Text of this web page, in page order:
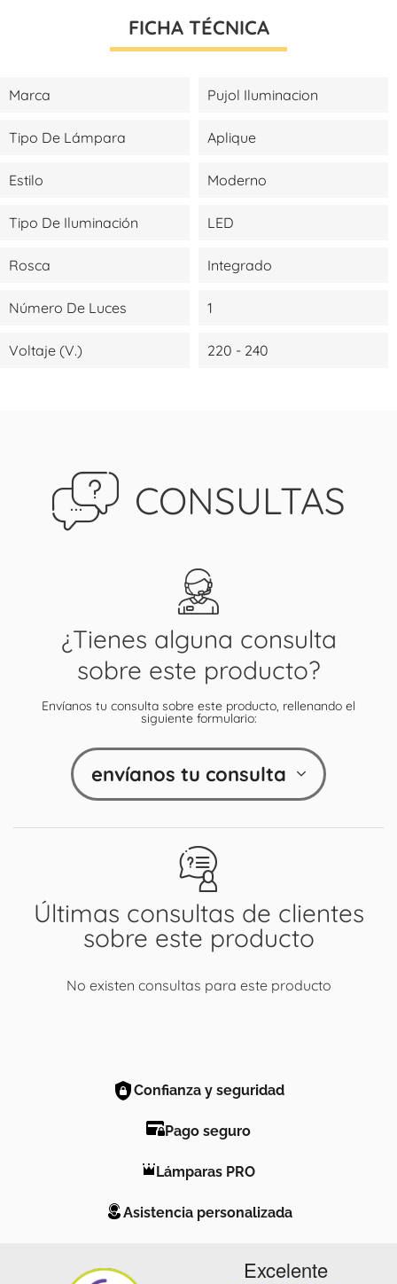
FICHA TÉCNICA
Marca Pujol Iluminacion
Tipo De Lámpara Aplique
Estilo Moderno
Tipo De Iluminación LED
Rosca Integrado
Número De Luces 1
Voltaje (V.) 220 - 240
CONSULTAS
Últimas consultas de clientes
sobre este producto
No existen consultas para este producto
¿Tienes alguna consulta
sobre este producto?
Envíanos tu consulta sobre este producto, rellenando el
siguiente formulario:
envíanos tu consulta
Confianza y seguridad
Pago seguro
Lámparas PRO
Asistencia personalizada
Excelente